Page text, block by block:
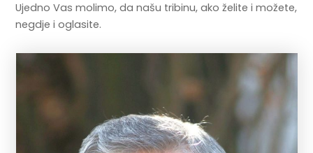
Ujedno Vas molimo, da našu tribinu, ako želite i možete,
negdje i oglasite.